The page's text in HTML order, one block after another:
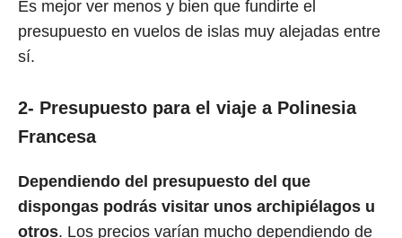
Es mejor ver menos y bien que fundirte el
presupuesto en vuelos de islas muy alejadas entre
sí.
2- Presupuesto para el viaje a Polinesia
Francesa
Dependiendo del presupuesto del que
dispongas podrás visitar unos archipiélagos u
otros. Los precios varían mucho dependiendo de